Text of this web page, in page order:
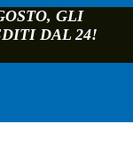
GLI
DAL 24!
c.